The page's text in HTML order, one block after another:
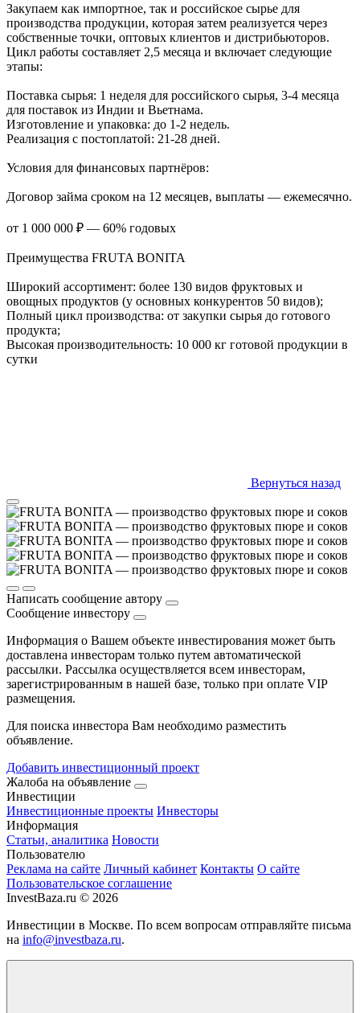
Закупаем как импортное, так и российское сырье для
производства продукции, которая затем реализуется через
собственные точки, оптовых клиентов и дистрибьюторов.
Цикл работы составляет 2,5 месяца и включает следующие
этапы:
Поставка сырья: 1 неделя для российского сырья, 3-4 месяца
для поставок из Индии и Вьетнама.
Изготовление и упаковка: до 1-2 недель.
Реализация с постоплатой: 21-28 дней.
Условия для финансовых партнёров:
Договор займа сроком на 12 месяцев, выплаты — ежемесячно.
от 1 000 000 ₽ — 60% годовых
Преимущества FRUTA BONITA
Широкий ассортимент: более 130 видов фруктовых и
овощных продуктов (у основных конкурентов 50 видов);
Полный цикл производства: от закупки сырья до готового
продукта;
Высокая производительность: 10 000 кг готовой продукции в
сутки
Вернуться назад
Написать сообщение автору
Сообщение инвестору
Информация о Вашем объекте инвестирования может быть
доставлена инвесторам только путем автоматической
рассылки. Рассылка осуществляется всем инвесторам,
зарегистрированным в нашей базе, только при оплате VIP
размещения.
Для поиска инвестора Вам необходимо разместить
объявление.
Добавить инвестиционный проект
Жалоба на объявление
Инвестиции
Инвестиционные проекты Инвесторы
Информация
Статьи, аналитика Новости
Пользователю
Реклама на сайте Личный кабинет Контакты О сайте
Пользовательское соглашение
InvestBaza.ru © 2026
Инвестиции в Москве. По всем вопросам отправляйте письма
на info@investbaza.ru.